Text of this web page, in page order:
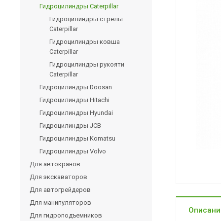
Гидроцилиндры Caterpillar
Гидроцилиндры стрелы
Caterpillar
Гидроцилиндры ковша
Caterpillar
Гидроцилиндры рукояти
Caterpillar
Гидроцилиндры Doosan
Гидроцилиндры Hitachi
Гидроцилиндры Hyundai
Гидроцилиндры JCB
Гидроцилиндры Komatsu
Гидроцилиндры Volvo
Для автокранов
Для экскаваторов
Для автогрейдеров
Для манипуляторов
Для гидроподъемников